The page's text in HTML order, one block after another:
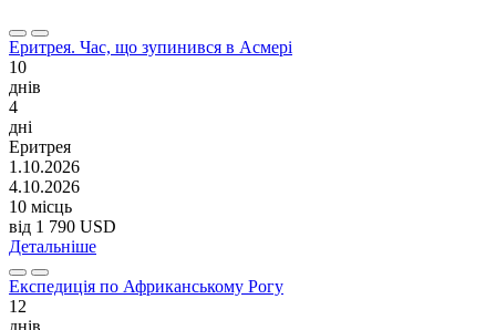
Еритрея. Час, що зупинився в Асмері
10
днів
4
дні
Еритрея
1.10.2026
4.10.2026
10 місць
від 1 790 USD
Детальніше
Експедиція по Африканському Рогу
12
днів